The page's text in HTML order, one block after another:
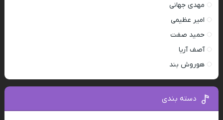
مهدی جهانی
امیر عظیمی
حمید صفت
آصف آریا
هوروش بند
دسته بندی